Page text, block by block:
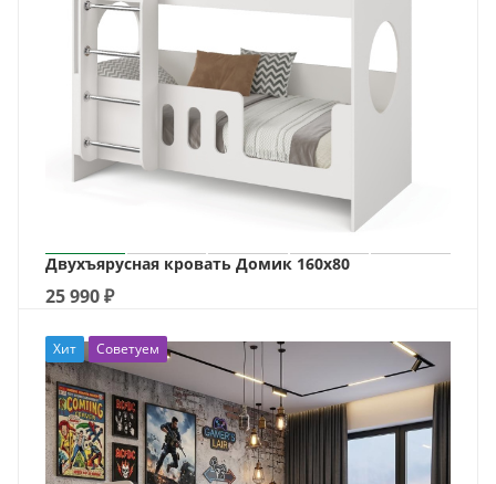
Двухъярусная кровать Домик 160х80
25 990₽
Хит Советуем